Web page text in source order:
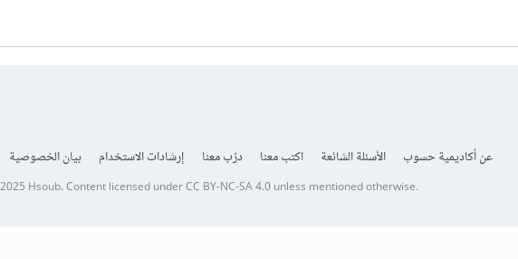
عن أكاديمية حسوب الأسئلة الشائعة اكتب معنا درّب معنا إرشادات الاستخدام بيان الخصوصية
Hsoub.Content licensed underCC BY-NC-SA 4.0unless mentioned otherwise.